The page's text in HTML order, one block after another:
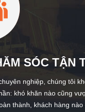
SÓC TẬN
nghiệp, chúng tôi
khó khăn nào cũng
thành, khách hàng nào